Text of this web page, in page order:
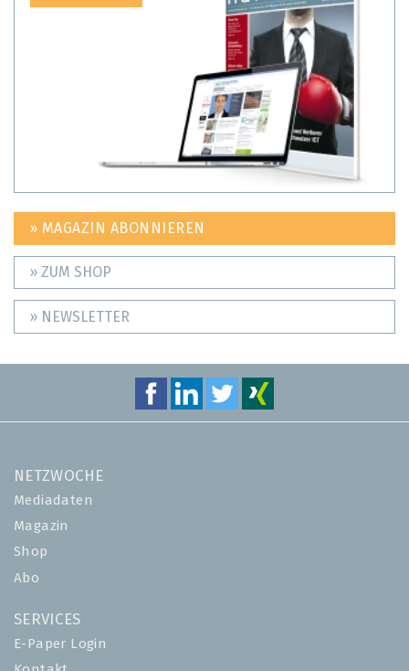
» MAGAZIN ABONNIEREN
» ZUM SHOP
» NEWSLETTER
NETZWOCHE
Mediadaten
Magazin
Shop
Abo
SERVICES
E-Paper Login